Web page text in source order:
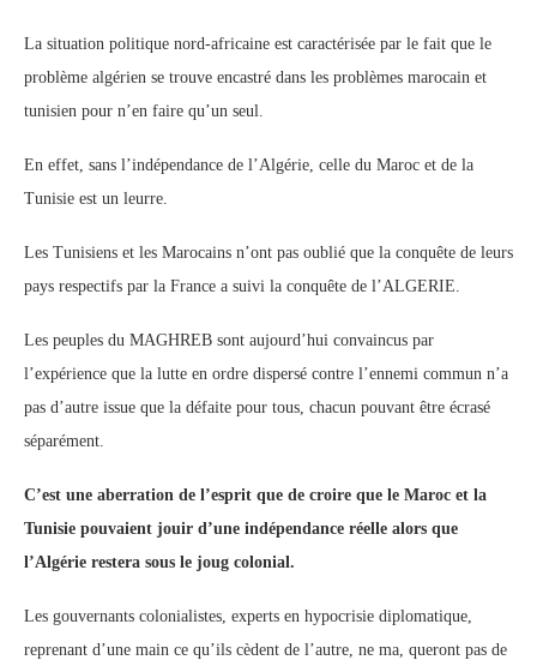
La situation politique nord-africaine est caractérisée par le fait que le
problème algérien se trouve encastré dans les problèmes marocain et
tunisien pour n’en faire qu’un seul.
En effet, sans l’indépendance de l’Algérie, celle du Maroc et de la
Tunisie est un leurre.
Les Tunisiens et les Marocains n’ont pas oublié que la conquête de leurs
pays respectifs par la France a suivi la conquête de l’ALGERIE.
Les peuples du MAGHREB sont aujourd’hui convaincus par
l’expérience que la lutte en ordre dispersé contre l’ennemi commun n’a
pas d’autre issue que la défaite pour tous, chacun pouvant être écrasé
séparément.
C’est une aberration de l’esprit que de croire que le Maroc et la
Tunisie pouvaient jouir d’une indépendance réelle alors que
l’Algérie restera sous le joug colonial.
Les gouvernants colonialistes, experts en hypocrisie diplomatique,
reprenant d’une main ce qu’ils cèdent de l’autre, ne ma, queront pas de